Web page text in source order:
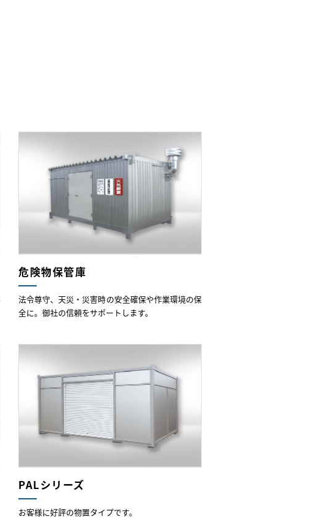
危険物保管庫
法令尊守、天災・災害時の安全確保や作業環境の保
全に。御社の信頼をサポートします。
PALシリーズ
お客様に好評の物置タイプです。